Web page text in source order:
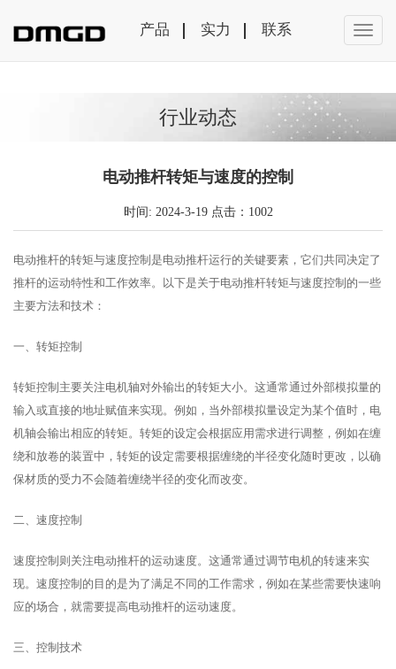
产品 实力 联系
行业动态
电动推杆转矩与速度的控制
时间: 2024-3-19 点击：1002
电动推杆的转矩与速度控制是电动推杆运行的关键要素，它们共同决定了
推杆的运动特性和工作效率。以下是关于电动推杆转矩与速度控制的一些
主要方法和技术：
一、转矩控制
转矩控制主要关注电机轴对外输出的转矩大小。这通常通过外部模拟量的
输入或直接的地址赋值来实现。例如，当外部模拟量设定为某个值时，电
机轴会输出相应的转矩。转矩的设定会根据应用需求进行调整，例如在缠
绕和放卷的装置中，转矩的设定需要根据缠绕的半径变化随时更改，以确
保材质的受力不会随着缠绕半径的变化而改变。
二、速度控制
速度控制则关注电动推杆的运动速度。这通常通过调节电机的转速来实
现。速度控制的目的是为了满足不同的工作需求，例如在某些需要快速响
应的场合，就需要提高电动推杆的运动速度。
三、控制技术